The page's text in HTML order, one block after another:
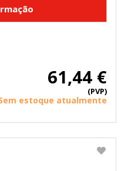
61,44 €
(PVP)
estoque atualmente
DE COOKIES
para que el sitio web
para bloquear o alertar